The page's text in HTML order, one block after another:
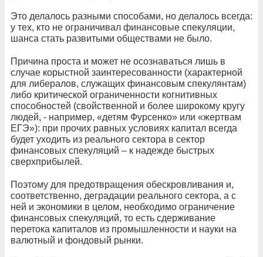
Это делалось разными способами, но делалось всегда:
у тех, кто не ограничивал финансовые спекуляции,
шанса стать развитыми обществами не было.
Причина проста и может не осознаваться лишь в
случае корыстной заинтересованности (характерной
для либералов, служащих финансовым спекулянтам)
либо критической ограниченности когнитивных
способностей (свойственной и более широкому кругу
людей, - например, «детям Фурсенко» или «жертвам
ЕГЭ»): при прочих равных условиях капитал всегда
будет уходить из реального сектора в сектор
финансовых спекуляций – к надежде быстрых
сверхприбылей.
Поэтому для предотвращения обескровливания и,
соответственно, деградации реального сектора, а с
ней и экономики в целом, необходимо ограничение
финансовых спекуляций, то есть сдерживание
перетока капиталов из промышленности и науки на
валютный и фондовый рынки.